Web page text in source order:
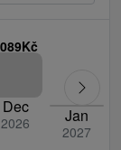
Dec
2026 Jan
2027